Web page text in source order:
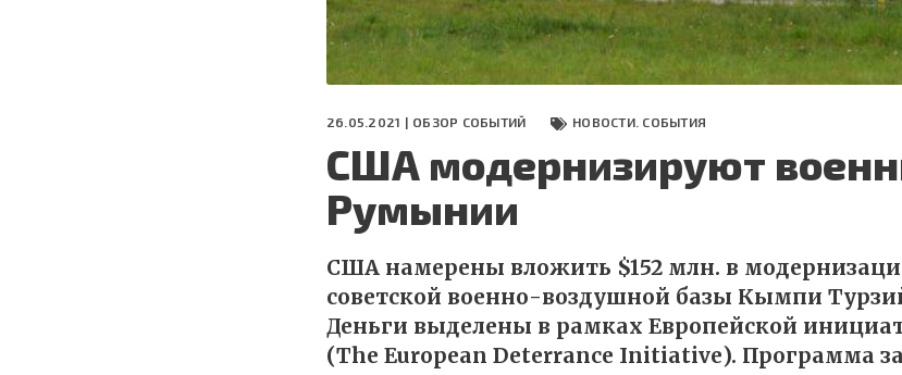
26.05.2021 | ОБЗОР СОБЫТИЙ НОВОСТИ. СОБЫТИЯ
США модернизируют
Румынии
США намерены вложить $152 млн. в
советской военно-воздушной базы Кымпи
Деньги выделены в рамках Европейской
(The European Deterrance Initiative). Программа